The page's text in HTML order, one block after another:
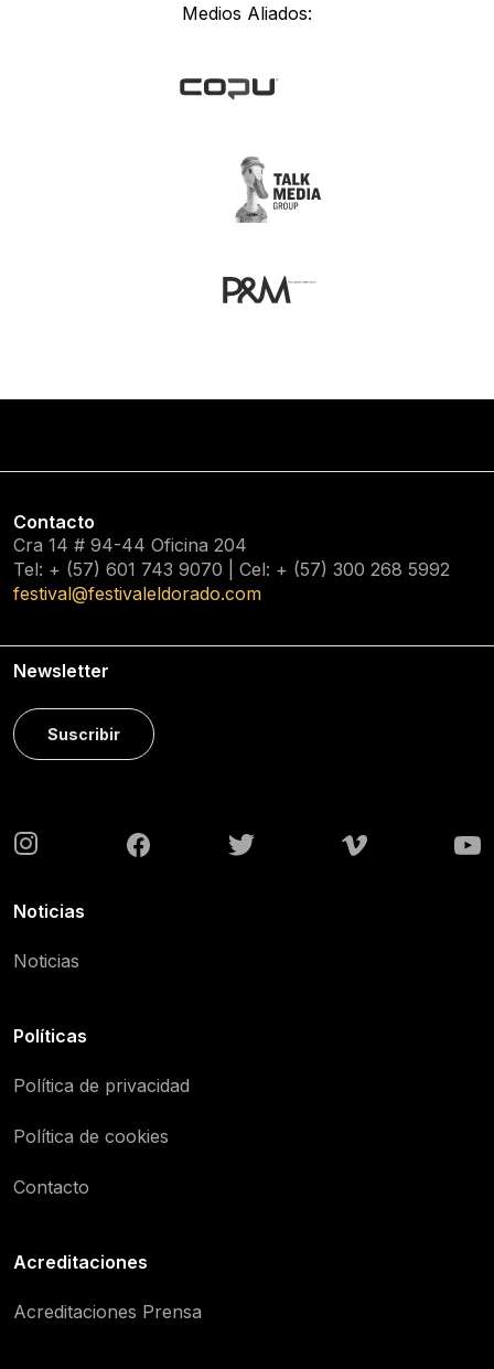
Medios Aliados:
Contacto
Cra 14 # 94-44 Oficina 204
Tel: + (57) 601 743 9070 | Cel: + (57) 300 268 5992
festival@festivaleldorado.com
Newsletter
Suscribir
Noticias
Noticias
Políticas
Política de privacidad
Política de cookies
Contacto
Acreditaciones
Acreditaciones Prensa